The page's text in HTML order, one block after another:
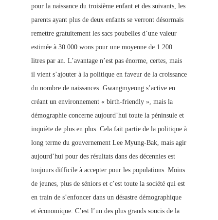
pour la naissance du troisième enfant et des suivants, les
parents ayant plus de deux enfants se verront désormais
remettre gratuitement les sacs poubelles d’une valeur
estimée à 30 000 wons pour une moyenne de 1 200
litres par an. L’avantage n’est pas énorme, certes, mais
il vient s’ajouter à la politique en faveur de la croissance
du nombre de naissances. Gwangmyeong s’active en
créant un environnement « birth-friendly », mais la
démographie concerne aujourd’hui toute la péninsule et
inquiète de plus en plus. Cela fait partie de la politique à
long terme du gouvernement Lee Myung-Bak, mais agir
aujourd’hui pour des résultats dans des décennies est
toujours difficile à accepter pour les populations. Moins
de jeunes, plus de séniors et c’est toute la société qui est
en train de s’enfoncer dans un désastre démographique
et économique. C’est l’un des plus grands soucis de la